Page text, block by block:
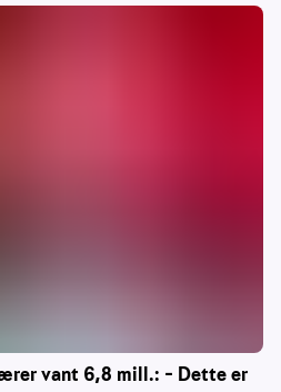
vant 6,8 mill.: – Dette er